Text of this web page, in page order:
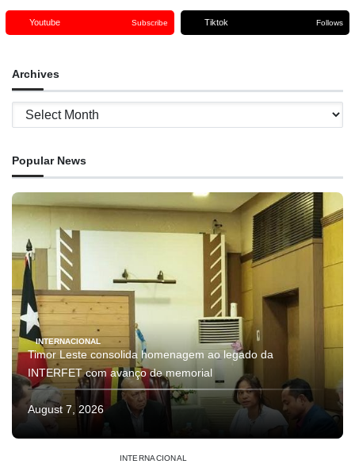
Youtube Subscribe Tiktok Follows
Archives
Archives
Popular News
INTERNACIONAL
Timor Leste consolida homenagem ao legado da
INTERFET com avanço de memorial
August 7, 2026
INTERNACIONAL